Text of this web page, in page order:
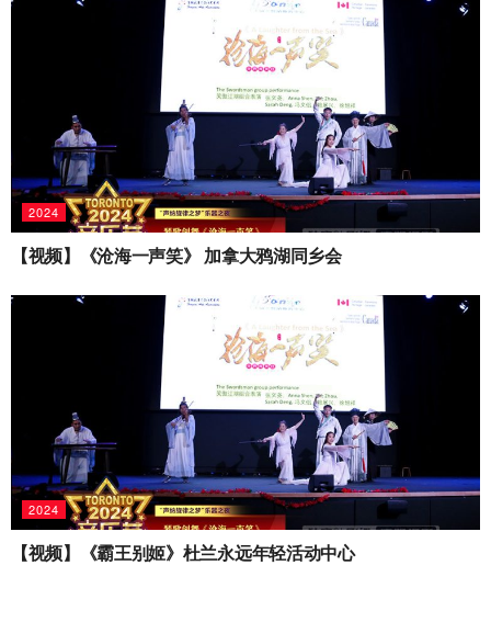
2024
【视频】《沧海一声笑》 加拿大鸦湖同乡会
2024
【视频】《霸王别姬》杜兰永远年轻活动中心